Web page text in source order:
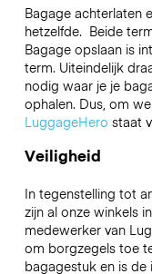
Bagage achterlaten
hetzelfde. Beide
Bagage opslaan is
term. Uiteindelijk
nodig waar je je
ophalen. Dus, om
LuggageHero staat
Veiligheid
In tegenstelling tot
zijn al onze winkels in
medewerker van
om borgzegels toe
bagagestuk en is